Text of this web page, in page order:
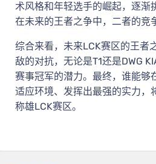
术风格和年轻选手的崛起，逐渐
在未来的王者之争中，二者的竞
综合来看，未来LCK赛区的王者
敌的对抗，无论是T1还是DWG
赛事冠军的潜力。最终，谁能够
适应环境、发挥出最强的实力，
称雄LCK赛区。